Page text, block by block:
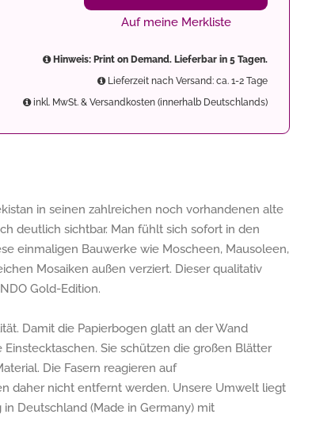
Auf meine Merkliste
Hinweis: Print on Demand. Lieferbar in 5 Tagen.
Lieferzeit nach Versand: ca. 1-2 Tage
inkl. MwSt. & Versandkosten (innerhalb Deutschlands)
in seinen zahlreichen noch vorhandenen alte
deutlich sichtbar. Man fühlt sich sofort in den
einmaligen Bauwerke wie Moscheen, Mausoleen,
Mosaiken außen verziert. Dieser qualitativ
Gold-Edition.
Damit die Papierbogen glatt an der Wand
Sie schützen die großen Blätter
Die Fasern reagieren auf
daher nicht entfernt werden. Unsere Umwelt liegt
Deutschland (Made in Germany) mit